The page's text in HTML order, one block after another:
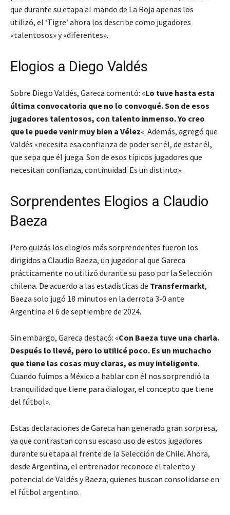
que durante su etapa al mando de La Roja apenas los
utilizó, el ‘Tigre’ ahora los describe como jugadores
«talentosos» y «diferentes».
Elogios a Diego Valdés
Sobre Diego Valdés, Gareca comentó: «Lo tuve hasta esta
última convocatoria que no lo convoqué. Son de esos
jugadores talentosos, con talento inmenso. Yo creo
que le puede venir muy bien a Vélez«. Además, agregó que
Valdés «necesita esa confianza de poder ser él, de estar él,
que sepa que él juega. Son de esos típicos jugadores que
necesitan confianza, continuidad. Es un distinto».
Sorprendentes Elogios a Claudio
Baeza
Pero quizás los elogios más sorprendentes fueron los
dirigidos a Claudio Baeza, un jugador al que Gareca
prácticamente no utilizó durante su paso por la Selección
chilena. De acuerdo a las estadísticas de Transfermarkt,
Baeza solo jugó 18 minutos en la derrota 3-0 ante
Argentina el 6 de septiembre de 2024.
Sin embargo, Gareca destacó: «Con Baeza tuve una charla.
Después lo llevé, pero lo utilicé poco. Es un muchacho
que tiene las cosas muy claras, es muy inteligente.
Cuando fuimos a México a hablar con él nos sorprendió la
tranquilidad que tiene para dialogar, el concepto que tiene
del fútbol».
Estas declaraciones de Gareca han generado gran sorpresa,
ya que contrastan con su escaso uso de estos jugadores
durante su etapa al frente de la Selección de Chile. Ahora,
desde Argentina, el entrenador reconoce el talento y
potencial de Valdés y Baeza, quienes buscan consolidarse en
el fútbol argentino.